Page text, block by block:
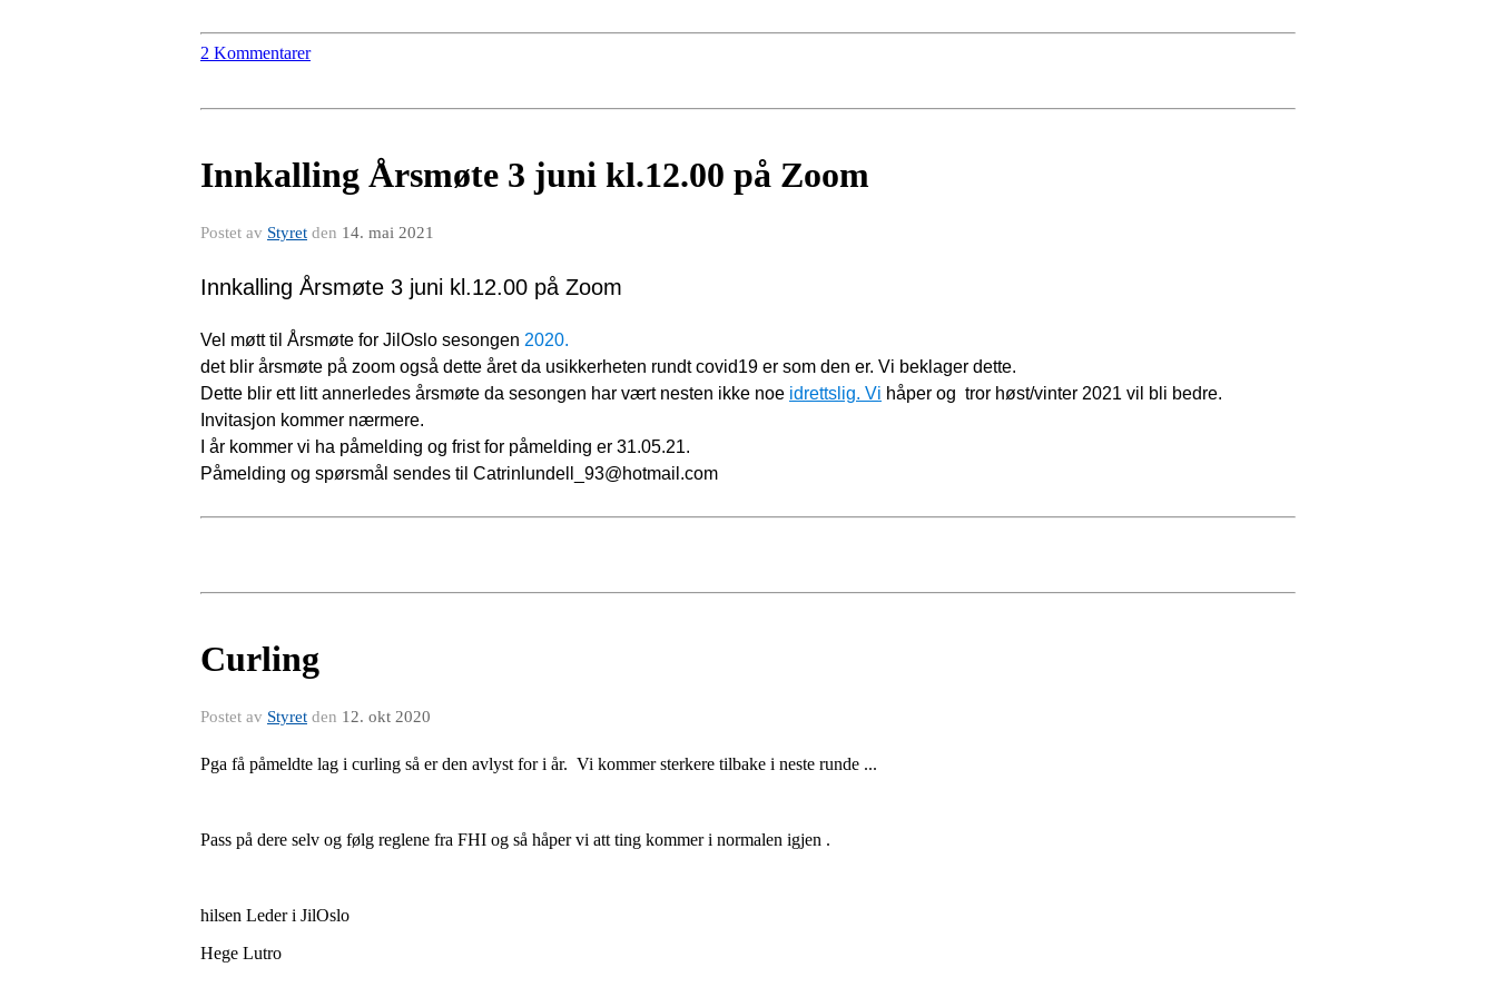
2 Kommentarer
Innkalling Årsmøte 3 juni kl.12.00 på Zoom
Postet av Styret den 14. mai 2021
Innkalling Årsmøte 3 juni kl.12.00 på Zoom
Vel møtt til Årsmøte for JilOslo sesongen 2020.
det blir årsmøte på zoom også dette året da usikkerheten rundt covid19 er som den er. Vi beklager dette.
Dette blir ett litt annerledes årsmøte da sesongen har vært nesten ikke noe idrettslig. Vi håper og tror høst/vinter 2021 vil bli bedre.
Invitasjon kommer nærmere.
I år kommer vi ha påmelding og frist for påmelding er 31.05.21.
Påmelding og spørsmål sendes til Catrinlundell_93@hotmail.com
Curling
Postet av Styret den 12. okt 2020
Pga få påmeldte lag i curling så er den avlyst for i år. Vi kommer sterkere tilbake i neste runde ...
Pass på dere selv og følg reglene fra FHI og så håper vi att ting kommer i normalen igjen .
hilsen Leder i JilOslo
Hege Lutro